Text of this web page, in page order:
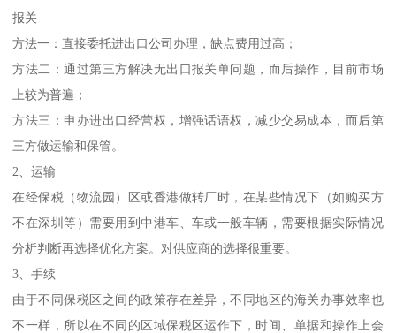
报关
方法一：直接委托进出口公司办理，缺点费用过高；
方法二：通过第三方解决无出口报关单问题，而后操作，目前市场
上较为普遍；
方法三：申办进出口经营权，增强话语权，减少交易成本，而后第
三方做运输和保管。
2、运输
在经保税（物流园）区或香港做转厂时，在某些情况下（如购买方
不在深圳等）需要用到中港车、车或一般车辆，需要根据实际情况
分析判断再选择优化方案。对供应商的选择很重要。
3、手续
由于不同保税区之间的政策存在差异，不同地区的海关办事效率也
不一样，所以在不同的区域保税区运作下，时间、单据和操作上会